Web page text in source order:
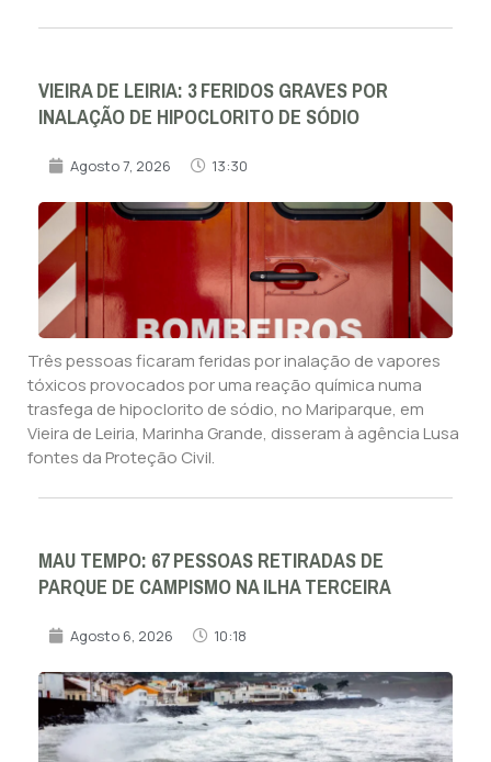
VIEIRA DE LEIRIA: 3 FERIDOS GRAVES POR
INALAÇÃO DE HIPOCLORITO DE SÓDIO
Agosto 7, 2026 13:30
Três pessoas ficaram feridas por inalação de vapores
tóxicos provocados por uma reação química numa
trasfega de hipoclorito de sódio, no Mariparque, em
Vieira de Leiria, Marinha Grande, disseram à agência Lusa
fontes da Proteção Civil.
MAU TEMPO: 67 PESSOAS RETIRADAS DE
PARQUE DE CAMPISMO NA ILHA TERCEIRA
Agosto 6, 2026 10:18